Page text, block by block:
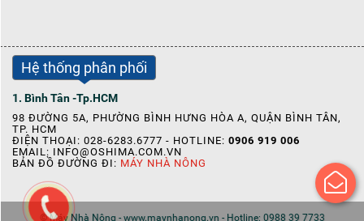
Hệ thống phân phối
1. Bình Tân -Tp.HCM
98 ĐƯỜNG 5A, PHƯỜNG BÌNH HƯNG HÒA A, QUẬN BÌNH TÂN,
TP. HCM
ĐIỆN THOẠI: 028-6283.6777 - HOTLINE: 0906 919 006
EMAIL: INFO@OSHIMA.COM.VN
BẢN ĐỒ ĐƯỜNG ĐI: MÁY NHÀ NÔNG
© Máy Nhà Nông - www.maynhanong.vn - Hotline: 0988 39 7733